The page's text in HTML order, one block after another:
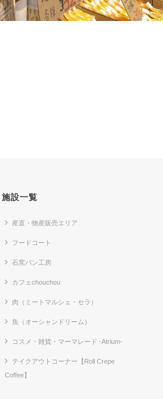
施設一覧
産直・物産販売エリア
フードコート
石窯パン工房
カフェchouchou
肉（ミートマルシェ・セラ）
魚（オーシャンドリーム）
コスメ・雑貨・マーマレード -Atrium-
テイクアウトコーナー【Roll Crepe
Coffee】